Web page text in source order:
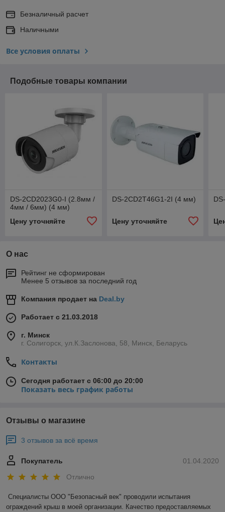
Безналичный расчет
Наличными
Все условия оплаты
Подобные товары компании
DS-2CD2023G0-I (2.8мм /
4мм / 6мм) (4 мм)
Цену уточняйте
DS-2CD2T46G1-2I (4 мм)
Цену уточняйте
О нас
Рейтинг не сформирован
Менее 5 отзывов за последний год
Компания продает на Deal.by
Работает с 21.03.2018
г. Минск
г. Солигорск, ул.К.Заслонова, 58, Минск, Беларусь
Контакты
Сегодня работает с 06:00 до 20:00
Показать весь график работы
Отзывы о магазине
3 отзывов за всё время
01.04.2020
Покупатель
Отлично
Специалисты ООО "Безопасный век" проводили испытания
ограждений крыш в моей организации. Качество предоставляемых